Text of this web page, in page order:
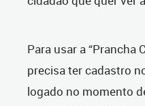
Para usar a “Prancha
precisa ter cadastro
logado no momento